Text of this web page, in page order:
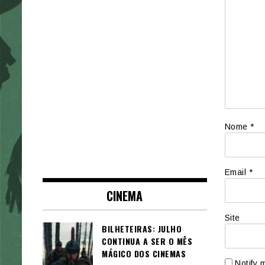
Nome *
Email *
Site
CINEMA
BILHETEIRAS: JULHO
CONTINUA A SER O MÊS
MÁGICO DOS CINEMAS